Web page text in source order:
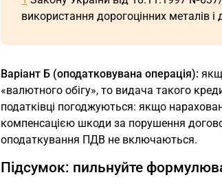
використання дорогоцінних металів
Варіант Б (оподатковувана операція):
«валютного обігу», то видача такого
податківці погоджуються: якщо
компенсацією шкоди за порушення
оподаткування ПДВ не включаються.
Підсумок: пильнуйте